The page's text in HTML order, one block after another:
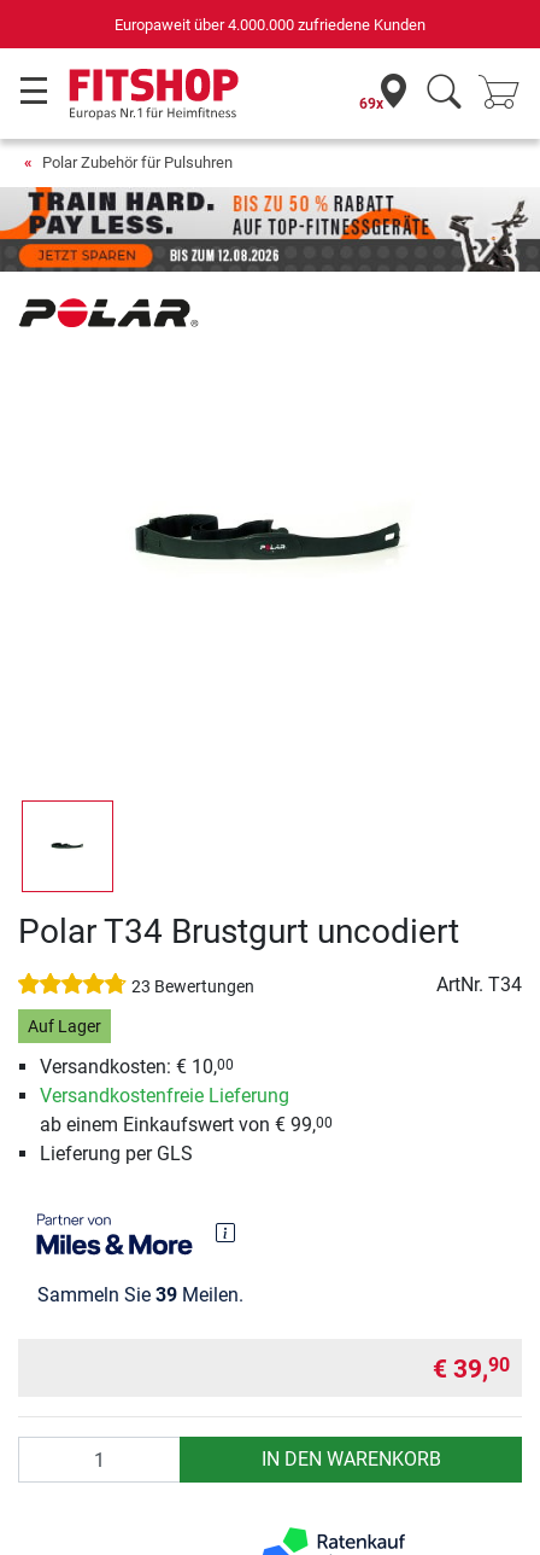
für Sportgeräte (n-tv+DISQ 2016-2024)
69x
Polar Zubehör für Pulsuhren
Polar T34 Brustgurt uncodiert
23 Bewertungen ArtNr. T34
Auf Lager
Versandkosten: € 10,00
Versandkostenfreie Lieferung
ab einem Einkaufswert von € 99,00
Lieferung per GLS
Sammeln Sie 39 Meilen.
€ 39,90
IN DEN WARENKORB